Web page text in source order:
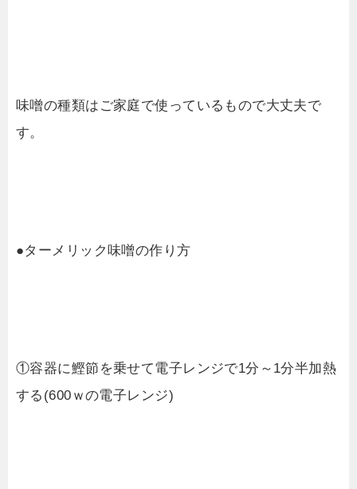
味噌の種類はご家庭で使っているもので大丈夫で
す。
●ターメリック味噌の作り方
①容器に鰹節を乗せて電子レンジで1分～1分半加熱
する(600ｗの電子レンジ)